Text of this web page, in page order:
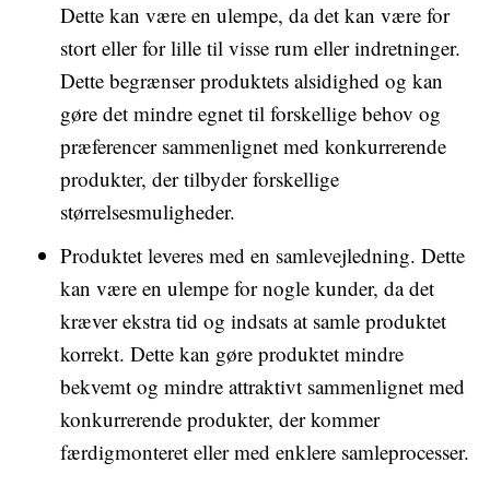
Dette kan være en ulempe, da det kan være for
stort eller for lille til visse rum eller indretninger.
Dette begrænser produktets alsidighed og kan
gøre det mindre egnet til forskellige behov og
præferencer sammenlignet med konkurrerende
produkter, der tilbyder forskellige
størrelsesmuligheder.
Produktet leveres med en samlevejledning. Dette
kan være en ulempe for nogle kunder, da det
kræver ekstra tid og indsats at samle produktet
korrekt. Dette kan gøre produktet mindre
bekvemt og mindre attraktivt sammenlignet med
konkurrerende produkter, der kommer
færdigmonteret eller med enklere samleprocesser.